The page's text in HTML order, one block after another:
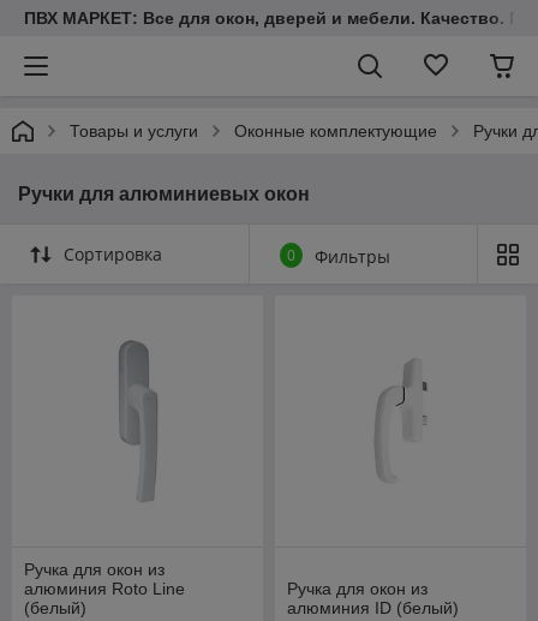
ПВХ МАРКЕТ: Все для окон, дверей и мебели. Качество.
Товары и услуги Оконные комплектующие Ручки
Ручки для алюминиевых окон
Сортировка 0 Фильтры
Ручка для окон из
алюминия Roto Line
(белый)
Ручка для окон из
алюминия ID (белый)